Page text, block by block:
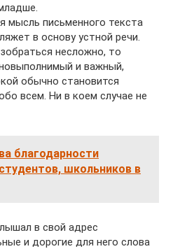
мысль письменного текста
в основу устной речи.
несложно, то
и важный,
обычно становится
всем. Ни в коем случае не
благодарности
школьников в
в свой адрес
и дорогие для него слова